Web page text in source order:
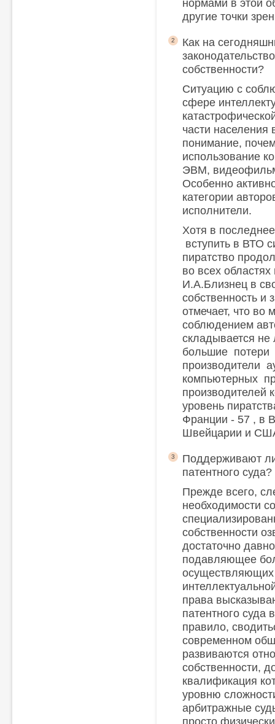
нормами в этой
другие точки
Как на
собственности?
Ситуацию с
сфере
части населения
понимание,
использование
ЭВМ,
Особенно
категории
исполнители.
Хотя в
вступить в ВТО
пиратство
во всех областях
И.А.Близнец в
собственность и
отмечает, что во
соблюдением
складывается не
большие потери
производители
компьютерных
производителей
уровень
Франции - 57 , в
Швейцарии и
2
Поддерживают
патентного суда?
Прежде всего,
необходимости
собственности
достаточно
подавляющее
осуществляющих
права
патентного суда
правило,
современном
развиваются
собственности,
квалификация
уровню
арбитражные
просто
3